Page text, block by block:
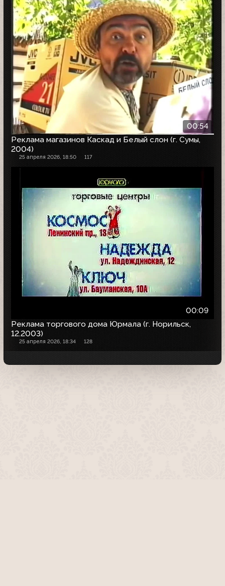
00:54
Реклама магазинов Каскад и Белый слон (г. Сумы,
2004)
25 апреля 2026, 18:50 117
00:09
Реклама торгового дома Юрмала (г. Норильск,
12.2003)
25 апреля 2026, 18:34 128